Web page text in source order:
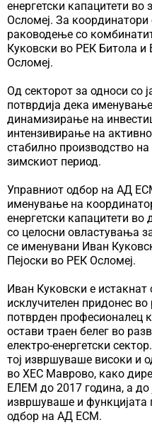
енергетски капацитети во
Осломеј. За
раководење со
Куковски во РЕК Битола
Осломеј.
Од секторот за односи со
потврдија дека
динамизирање на
интензивирање на
стабилно производство на
зимскиот период.
Управниот одбор на АД
именување на
енергетски капацитети
со целосни овластувања
се именувани Иван
Пејоски во РЕК Осломеј.
Иван Куковски е истакнат
исклучителен придонес
потврден професионалец
остави траен белег во
електро-енергетски
тој извршуваше високи и
во ХЕС Маврово, како
ЕЛЕМ до 2017 година, а до
извршуваше и функцијата
одбор на АД ЕСМ.